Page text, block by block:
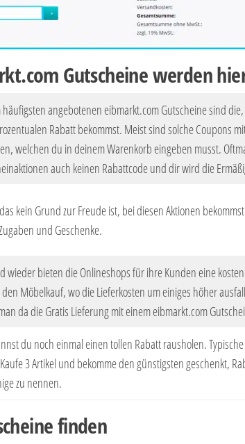
Gutscheine werden
häufigsten angebotenen eibmarkt.com Gutscheine sind
Rabatt bekommst. Meist sind solche Coupons
welchen du in deinem Warenkorb eingeben musst.
auch keinen Rabattcode und dir wird die
kein Grund zur Freude ist, bei diesen Aktionen
und Geschenke.
wieder bieten die Onlineshops für ihre Kunden eine
Möbelkauf, wo die Lieferkosten um einiges höher
da die Gratis Lieferung mit einem eibmarkt.com
du noch einmal einen tollen Rabatt rausholen.
3 Artikel und bekomme den günstigsten geschenkt,
zu nennen.
finden